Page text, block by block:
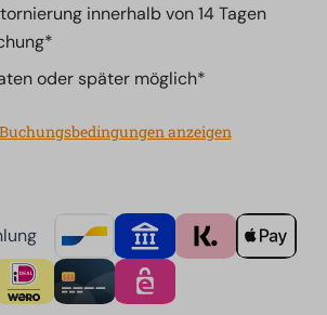
innerhalb von 14 Tagen
oder später möglich*
anzeigen